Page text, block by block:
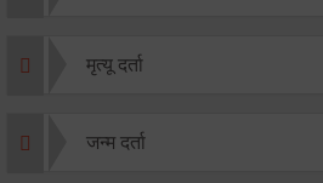
मृत्यू दर्ता
जन्म दर्ता